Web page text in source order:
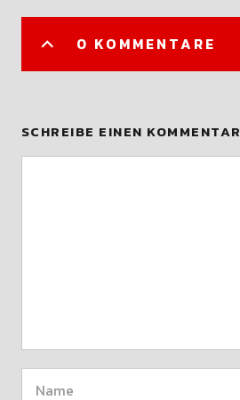
0 KOMMENTARE
SCHREIBE EINEN KOMMENTAR